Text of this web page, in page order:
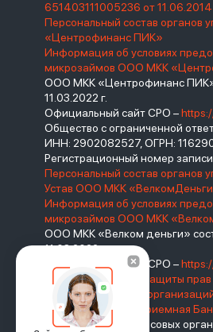
651403111005236 от 11.06.2014
Персональный состав органов
«Центрофинанс ПИК»
Информация об условиях
микрозаймов ООО МКК
ООО МКК «Центрофинанс ПИК»
11.03.2022 г.
Официальный сайт СРО –
Общество с ограниченной
ИНН: 2902082527, ОГРН:
Регистрационный номер
Персональный состав органов
Устав ООО МКК
Информация об условиях
микрозаймов ООО МКК
ООО МКК «Велком деньги»
11.03.2022 г.
Официальный сайт СРО –
Базовый стандарт защиты
саморегулируемых
РоссииИнтернет-приемная
Реестр микрофинансовых